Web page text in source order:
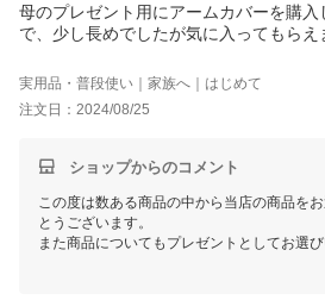
母のプレゼント用にアームカバーを購
で、少し長めでしたが気に入ってもらえ
実用品・普段使い｜家族へ｜はじめて
注文日：2024/08/25
ショップからのコメント
この度は数ある商品の中から当店の商品を
とうございます。
また商品についてもプレゼントとしてお選